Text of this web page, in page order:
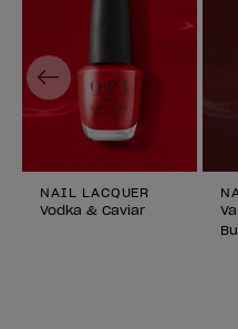
NAIL LACQUER
Vodka & Caviar
Previous